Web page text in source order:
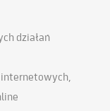
działań
internetowych,